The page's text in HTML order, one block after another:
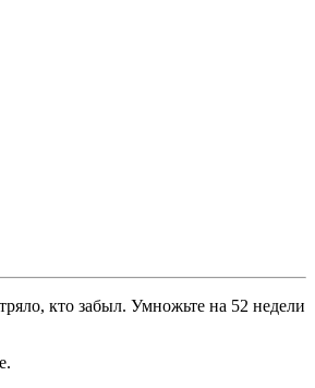
кто забыл. Умножьте на 52 недели